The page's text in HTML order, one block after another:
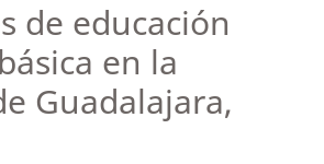
de educación
en la
Guadalajara,